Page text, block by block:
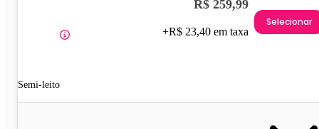
Semi-leito
R$ 259,99
+R$ 23,40 em taxa
Selecionar